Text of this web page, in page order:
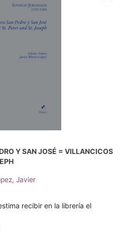
Y SAN JOSÉ = VILLANCICOS
Javier
recibir en la librería el